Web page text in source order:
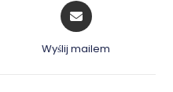
Opens
in
a
new
Wyślij mailem